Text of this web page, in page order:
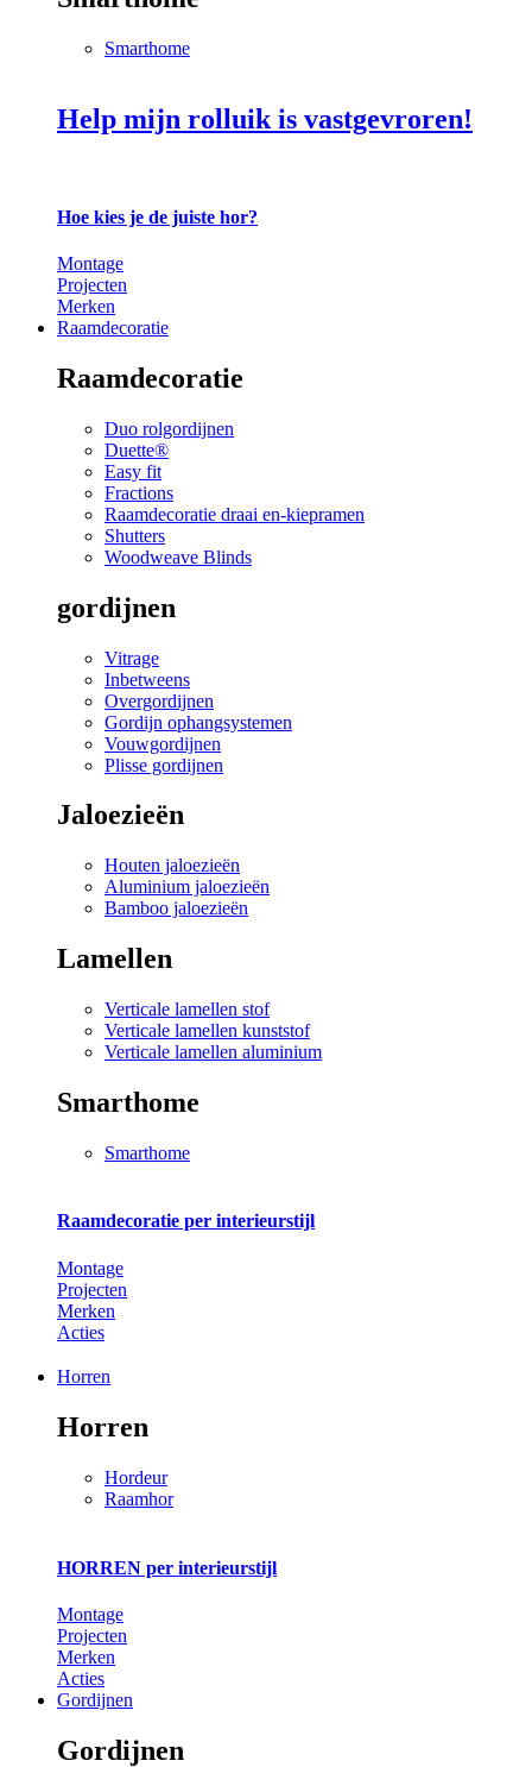
Smarthome
Help mijn rolluik is vastgevroren!
Hoe kies je de juiste hor?
Montage
Projecten
Merken
Raamdecoratie
Raamdecoratie
Duo rolgordijnen
Duette®
Easy fit
Fractions
Raamdecoratie draai en-kiepramen
Shutters
Woodweave Blinds
gordijnen
Vitrage
Inbetweens
Overgordijnen
Gordijn ophangsystemen
Vouwgordijnen
Plisse gordijnen
Jaloezieën
Houten jaloezieën
Aluminium jaloezieën
Bamboo jaloezieën
Lamellen
Verticale lamellen stof
Verticale lamellen kunststof
Verticale lamellen aluminium
Smarthome
Smarthome
Raamdecoratie per interieurstijl
Montage
Projecten
Merken
Acties
Horren
Horren
Hordeur
Raamhor
HORREN per interieurstijl
Montage
Projecten
Merken
Acties
Gordijnen
Gordijnen